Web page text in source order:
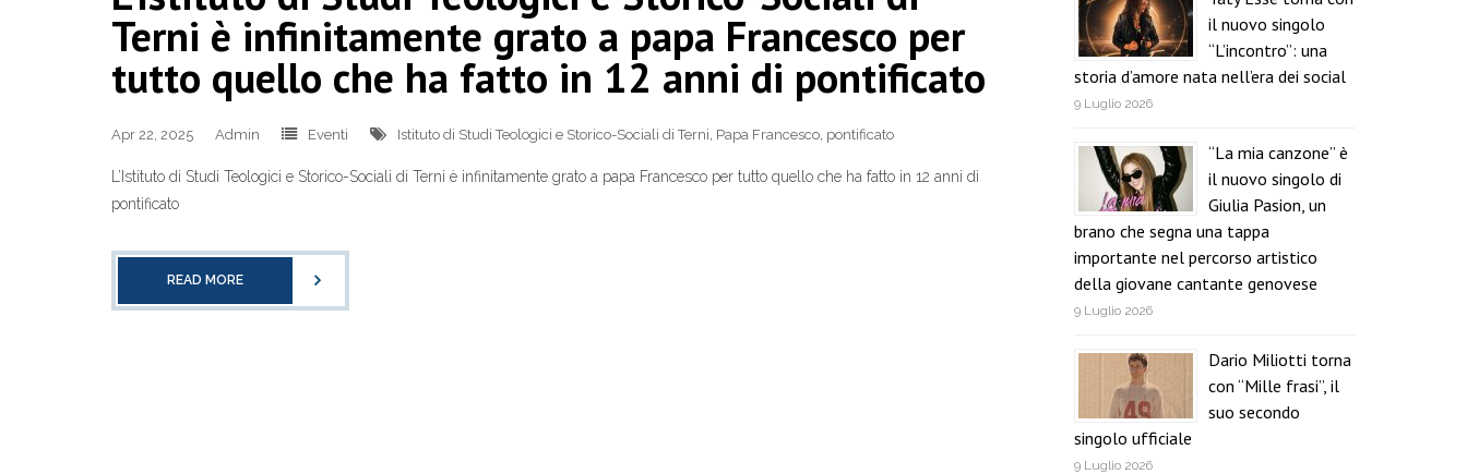
Terni è infinitamente grato a papa Francesco per
tutto quello che ha fatto in 12 anni di pontificato
Apr 22, 2025 Admin Eventi Istituto di Studi Teologici e Storico-Sociali di Terni, Papa Francesco, pontificato
L’Istituto di Studi Teologici e Storico-Sociali di Terni è infinitamente grato a papa Francesco per tutto quello che ha fatto in 12 anni di
pontificato
READ MORE
il nuovo singolo
“L’incontro”: una
storia d’amore nata nell’era dei social
9 Luglio 2026
“La mia canzone” è
il nuovo singolo di
Giulia Pasion, un
brano che segna una tappa
importante nel percorso artistico
della giovane cantante genovese
9 Luglio 2026
Dario Miliotti torna
con “Mille frasi”, il
suo secondo
singolo ufficiale
9 Luglio 2026